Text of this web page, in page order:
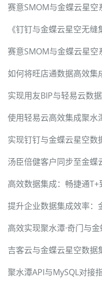
赛意SMOM与金蝶云星空
《钉钉与金蝶云星空无
赛意SMOM与金蝶云星空
如何将旺店通数据高效集
实现用友BIP与轻易云数
使用轻易云高效集成聚水
实现钉钉与金蝶云星空数
汤臣倍健客户同步至金蝶
高效数据集成：畅捷通
提升企业数据集成效率：
高效实现聚水潭·奇门与
吉客云与金蝶云星空数据
聚水潭API与MySQL对接